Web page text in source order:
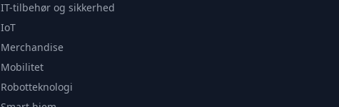
IT-tilbehør og sikkerhed
IoT
Merchandise
Mobilitet
Robotteknologi